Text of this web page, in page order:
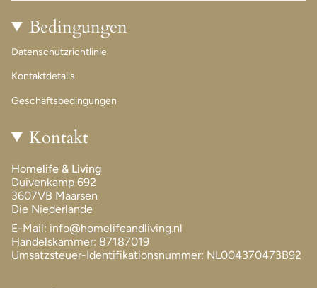
Bedingungen
Datenschutzrichtlinie
Kontaktdetails
Geschäftsbedingungen
Kontakt
Homelife & Living
Duivenkamp 692
3607VB Maarsen
Die Niederlande
E-Mail: info@homelifeandliving.nl
Handelskammer: 87187019
Umsatzsteuer-Identifikationsnummer: NL004370473B92